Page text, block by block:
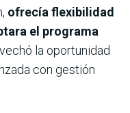
ofrecía flexibilidad
el programa
la oportunidad
con gestión